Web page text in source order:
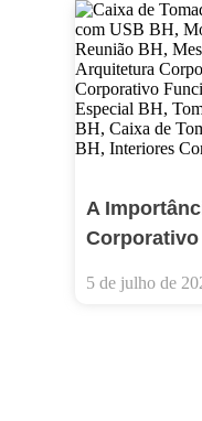
A
Corporativo
5 de julho de